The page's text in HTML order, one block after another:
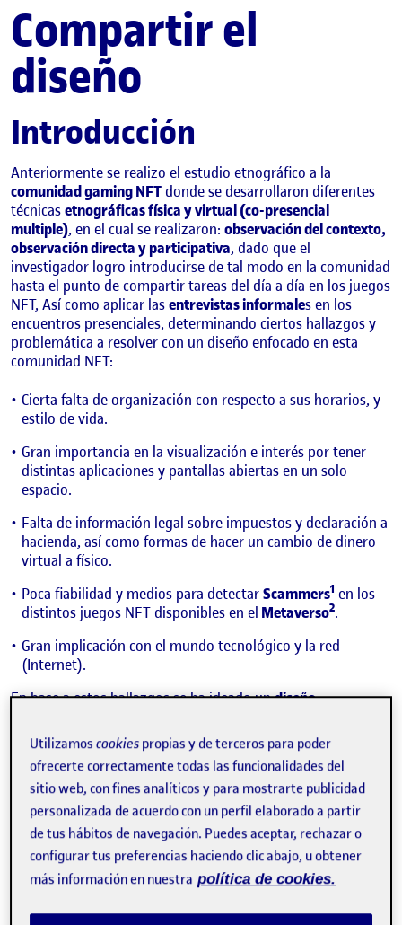
Compartir el
diseño
Introducción
Anteriormente se realizo el estudio etnográfico a la
comunidad gaming NFT donde se desarrollaron diferentes
técnicasetnográficas física y virtual (co-presencial
multiple), en el cual se realizaron: observación del contexto,
observación directa y participativa, dado que el
investigador logro introducirse de tal modo en la comunidad
hasta el punto de compartir tareas del día a día en los juegos
NFT, Así como aplicar lasentrevistas informales en los
encuentros presenciales, determinando ciertos hallazgos y
problemática a resolver con un diseño enfocado en esta
comunidad NFT:
Cierta falta de organización con respecto a sus horarios, y
estilo de vida.
Gran importancia en la visualización e interés por tener
distintas aplicaciones y pantallas abiertas en un solo
espacio.
Falta de información legal sobre impuestos y declaración a
hacienda, así como formas de hacer un cambio de dinero
virtual a físico.
Poca fiabilidad y medios para detectarScammers1 en los
distintos juegos NFT disponibles en el Metaverso2.
Gran implicación con el mundo tecnológico y la red
(Internet).
En base a estos hallazgos se ha ideado undiseño
actuales y especulando sobre la creación de nuevos híbridos.
Una aplicación contecnología de pantalla Holográfica
interfaz haptica3o en su defecto para plataformas digitales,
dotada con distintosrecursos enfocadas a los juegos NFT
con un interfaz interactivo y resolutivo de la problemática
hallada en esta comunidad.
Utilizamoscookies propias y de terceros para poder
ofrecerte correctamente todas las funcionalidades del
sitio web, con fines analíticos y para mostrarte publicidad
personalizada de acuerdo con un perfil elaborado a partir
de tus hábitos de navegación. Puedes aceptar, rechazar o
configurar tus preferencias haciendo clic abajo, u obtener
más información en nuestra política de cookies.